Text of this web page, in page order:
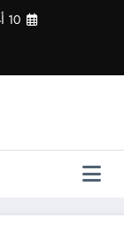
10 أغسطس، 2026